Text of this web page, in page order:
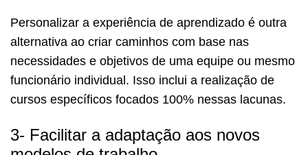
Personalizar a experiência de aprendizado é outra
alternativa ao criar caminhos com base nas
necessidades e objetivos de uma equipe ou mesmo
funcionário individual. Isso inclui a realização de
cursos específicos focados 100% nessas lacunas.
3- Facilitar a adaptação aos novos